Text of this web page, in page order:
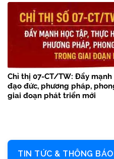
Chỉ thị 07-CT/TW: Đẩy
đạo đức, phương pháp,
giai đoạn phát triển mới
TIN TỨC & THÔNG BÁO